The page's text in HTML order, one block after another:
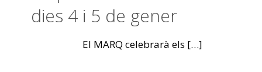
dies 4 i 5 de gener
El MARQ celebrarà els […]